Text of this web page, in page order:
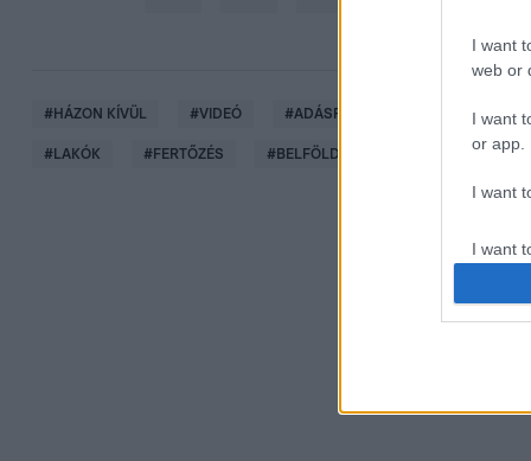
I want
web or
I want
or app.
I want
I want
#HÁZON KÍVÜL #VIDEÓ #ADÁSRÉSZLETEK
# LAKÓK #FERTŐZÉS #BELFÖLD